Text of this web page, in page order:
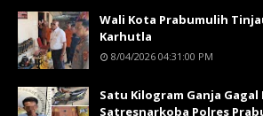
Wali Kota Prabumulih
Karhutla
8/04/2026 04:31:00 PM
Satu Kilogram Ganja Gagal
Satresnarkoba Polres